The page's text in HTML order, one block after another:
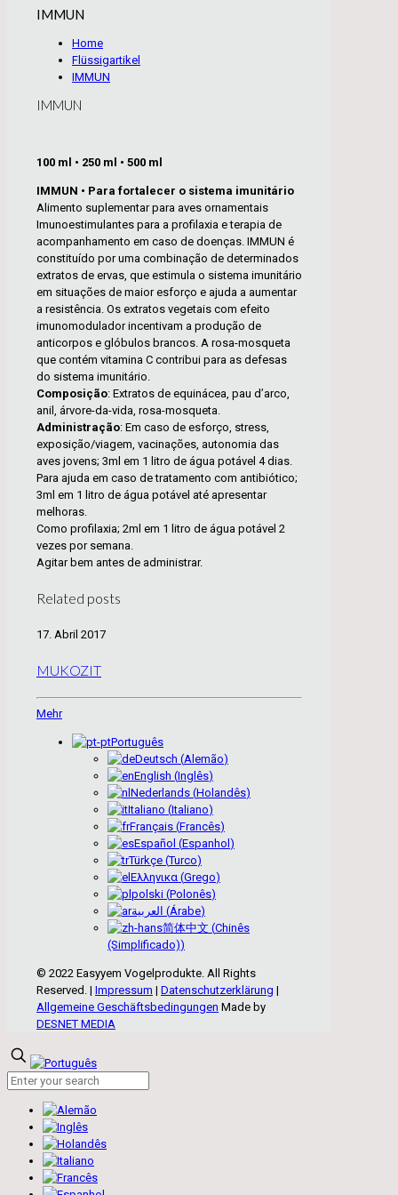
IMMUN
Home
Flüssigartikel
IMMUN
IMMUN
100 ml • 250 ml • 500 ml
IMMUN • Para fortalecer o sistema imunitário
Alimento suplementar para aves ornamentais
Imunoestimulantes para a profilaxia e terapia de
acompanhamento em caso de doenças. IMMUN é
constituído por uma combinação de determinados
extratos de ervas, que estimula o sistema imunitário
em situações de maior esforço e ajuda a aumentar
a resistência. Os extratos vegetais com efeito
imunomodulador incentivam a produção de
anticorpos e glóbulos brancos. A rosa-mosqueta
que contém vitamina C contribui para as defesas
do sistema imunitário.
Composição: Extratos de equinácea, pau d’arco,
anil, árvore-da-vida, rosa-mosqueta.
Administração: Em caso de esforço, stress,
exposição/viagem, vacinações, autonomia das
aves jovens; 3ml em 1 litro de água potável 4 dias.
Para ajuda em caso de tratamento com antibiótico;
3ml em 1 litro de água potável até apresentar
melhoras.
Como profilaxia; 2ml em 1 litro de água potável 2
vezes por semana.
Agitar bem antes de administrar.
Related posts
17. Abril 2017
MUKOZIT
Mehr
Português
Deutsch (Alemão)
English (Inglês)
Nederlands (Holandês)
Italiano (Italiano)
Français (Francês)
Español (Espanhol)
Türkçe (Turco)
Ελληνικα (Grego)
polski (Polonês)
العربية (Árabe)
简体中文 (Chinês
(Simplificado))
© 2022 Easyyem Vogelprodukte. All Rights
Reserved. | Impressum | Datenschutzerklärung |
Allgemeine Geschäftsbedingungen Made by
DESNET MEDIA